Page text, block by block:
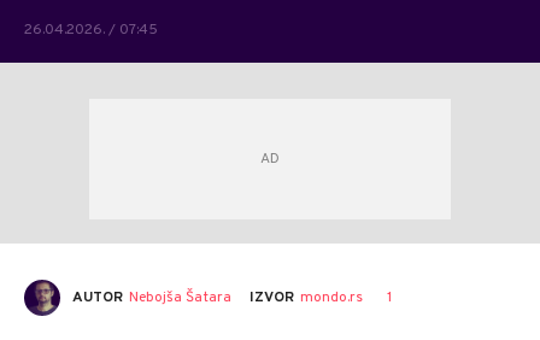
26.04.2026. / 07:45
AUTOR Nebojša Šatara IZVOR mondo.rs 1